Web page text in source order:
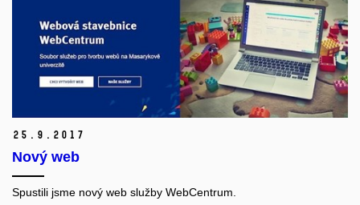
25. 9. 2017
Nový web
Spustili jsme nový web služby WebCentrum.